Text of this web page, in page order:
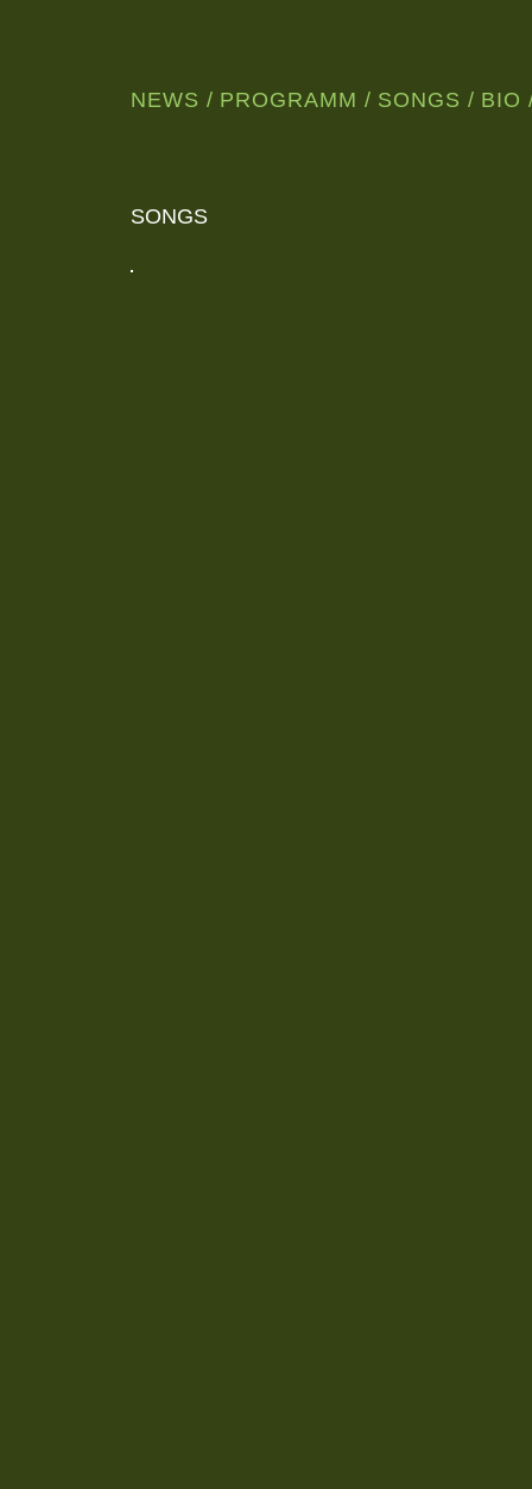
WUNDERSCHÖNE,
LEIPZIG
NEWS PROGRAMM SONGS BIO
SONGS